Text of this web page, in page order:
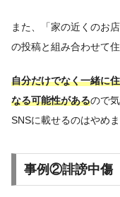
また、「家の近くのお
の投稿と組み合わせて
自分だけでなく一緒に
なる可能性があるので
SNSに載せるのはやめま
事例②誹謗中傷